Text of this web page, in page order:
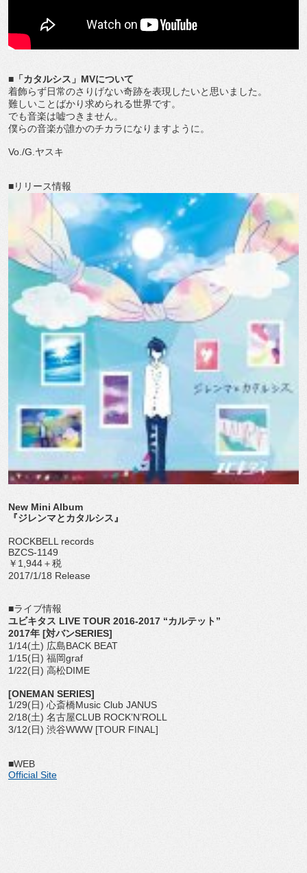
■「カタルシス」MVについて
着飾らず日常のさりげない奇跡を表現したいと思いました。
難しいことばかり求められる世界です。
でも音楽は嘘つきません。
僕らの音楽が誰かのチカラになりますように。
Vo./G.ヤスキ
■リリース情報
New Mini Album
『ジレンマとカタルシス』
ROCKBELL records
BZCS-1149
￥1,944＋税
2017/1/18 Release
■ライブ情報
ユビキタス LIVE TOUR 2016-2017 “カルテット”
2017年 [対バンSERIES]
1/14(土) 広島BACK BEAT
1/15(日) 福岡graf
1/22(日) 高松DIME
[ONEMAN SERIES]
1/29(日) 心斎橋Music Club JANUS
2/18(土) 名古屋CLUB ROCK’N’ROLL
3/12(日) 渋谷WWW [TOUR FINAL]
■WEB
Official Site